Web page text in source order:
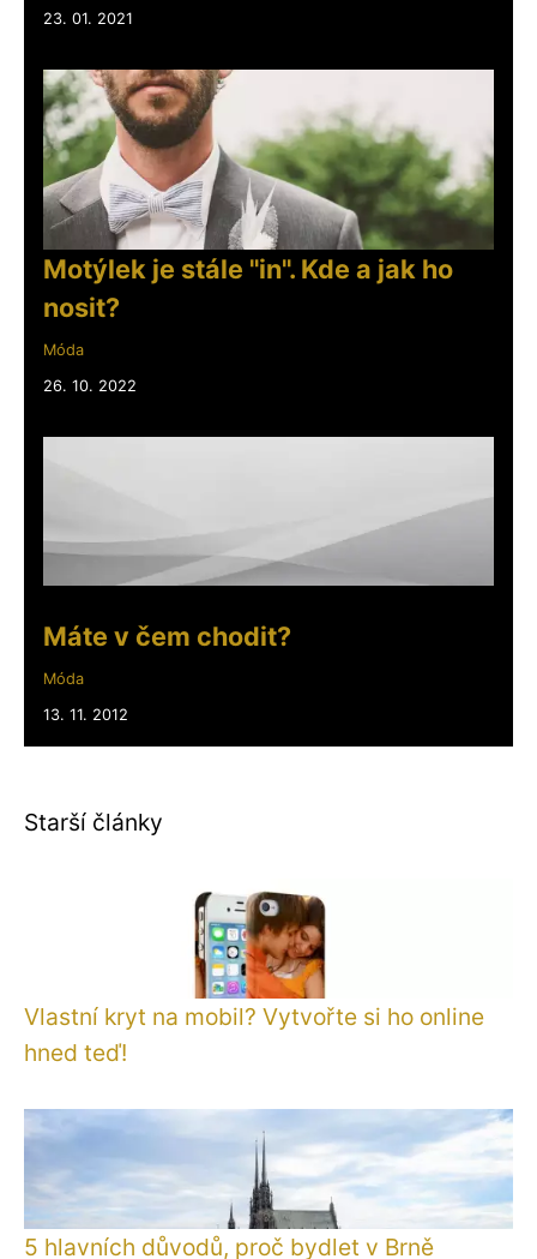
23. 01. 2021
Motýlek je stále "in". Kde a jak ho
nosit?
Móda
26. 10. 2022
Máte v čem chodit?
Móda
13. 11. 2012
Starší články
Vlastní kryt na mobil? Vytvořte si ho online
hned teď!
5 hlavních důvodů, proč bydlet v Brně